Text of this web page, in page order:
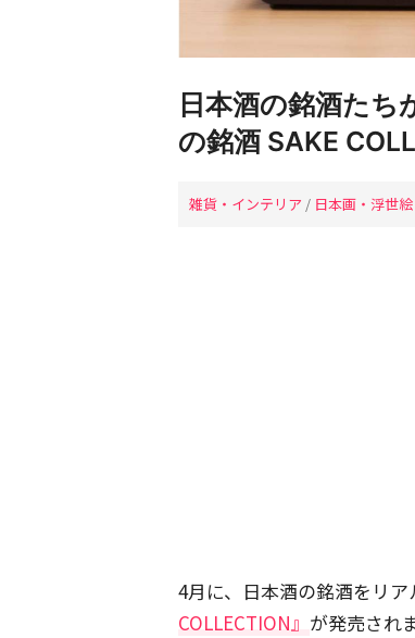
日本酒の銘酒た
の銘酒 SAKE
雑貨・インテリア / 日本画・浮世絵
4月に、日本酒の銘酒をリ
COLLECTION』 が発売され